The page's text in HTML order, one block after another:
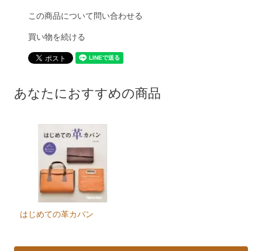
この商品について問い合わせる
買い物を続ける
あなたにおすすめの商品
はじめての革カバン